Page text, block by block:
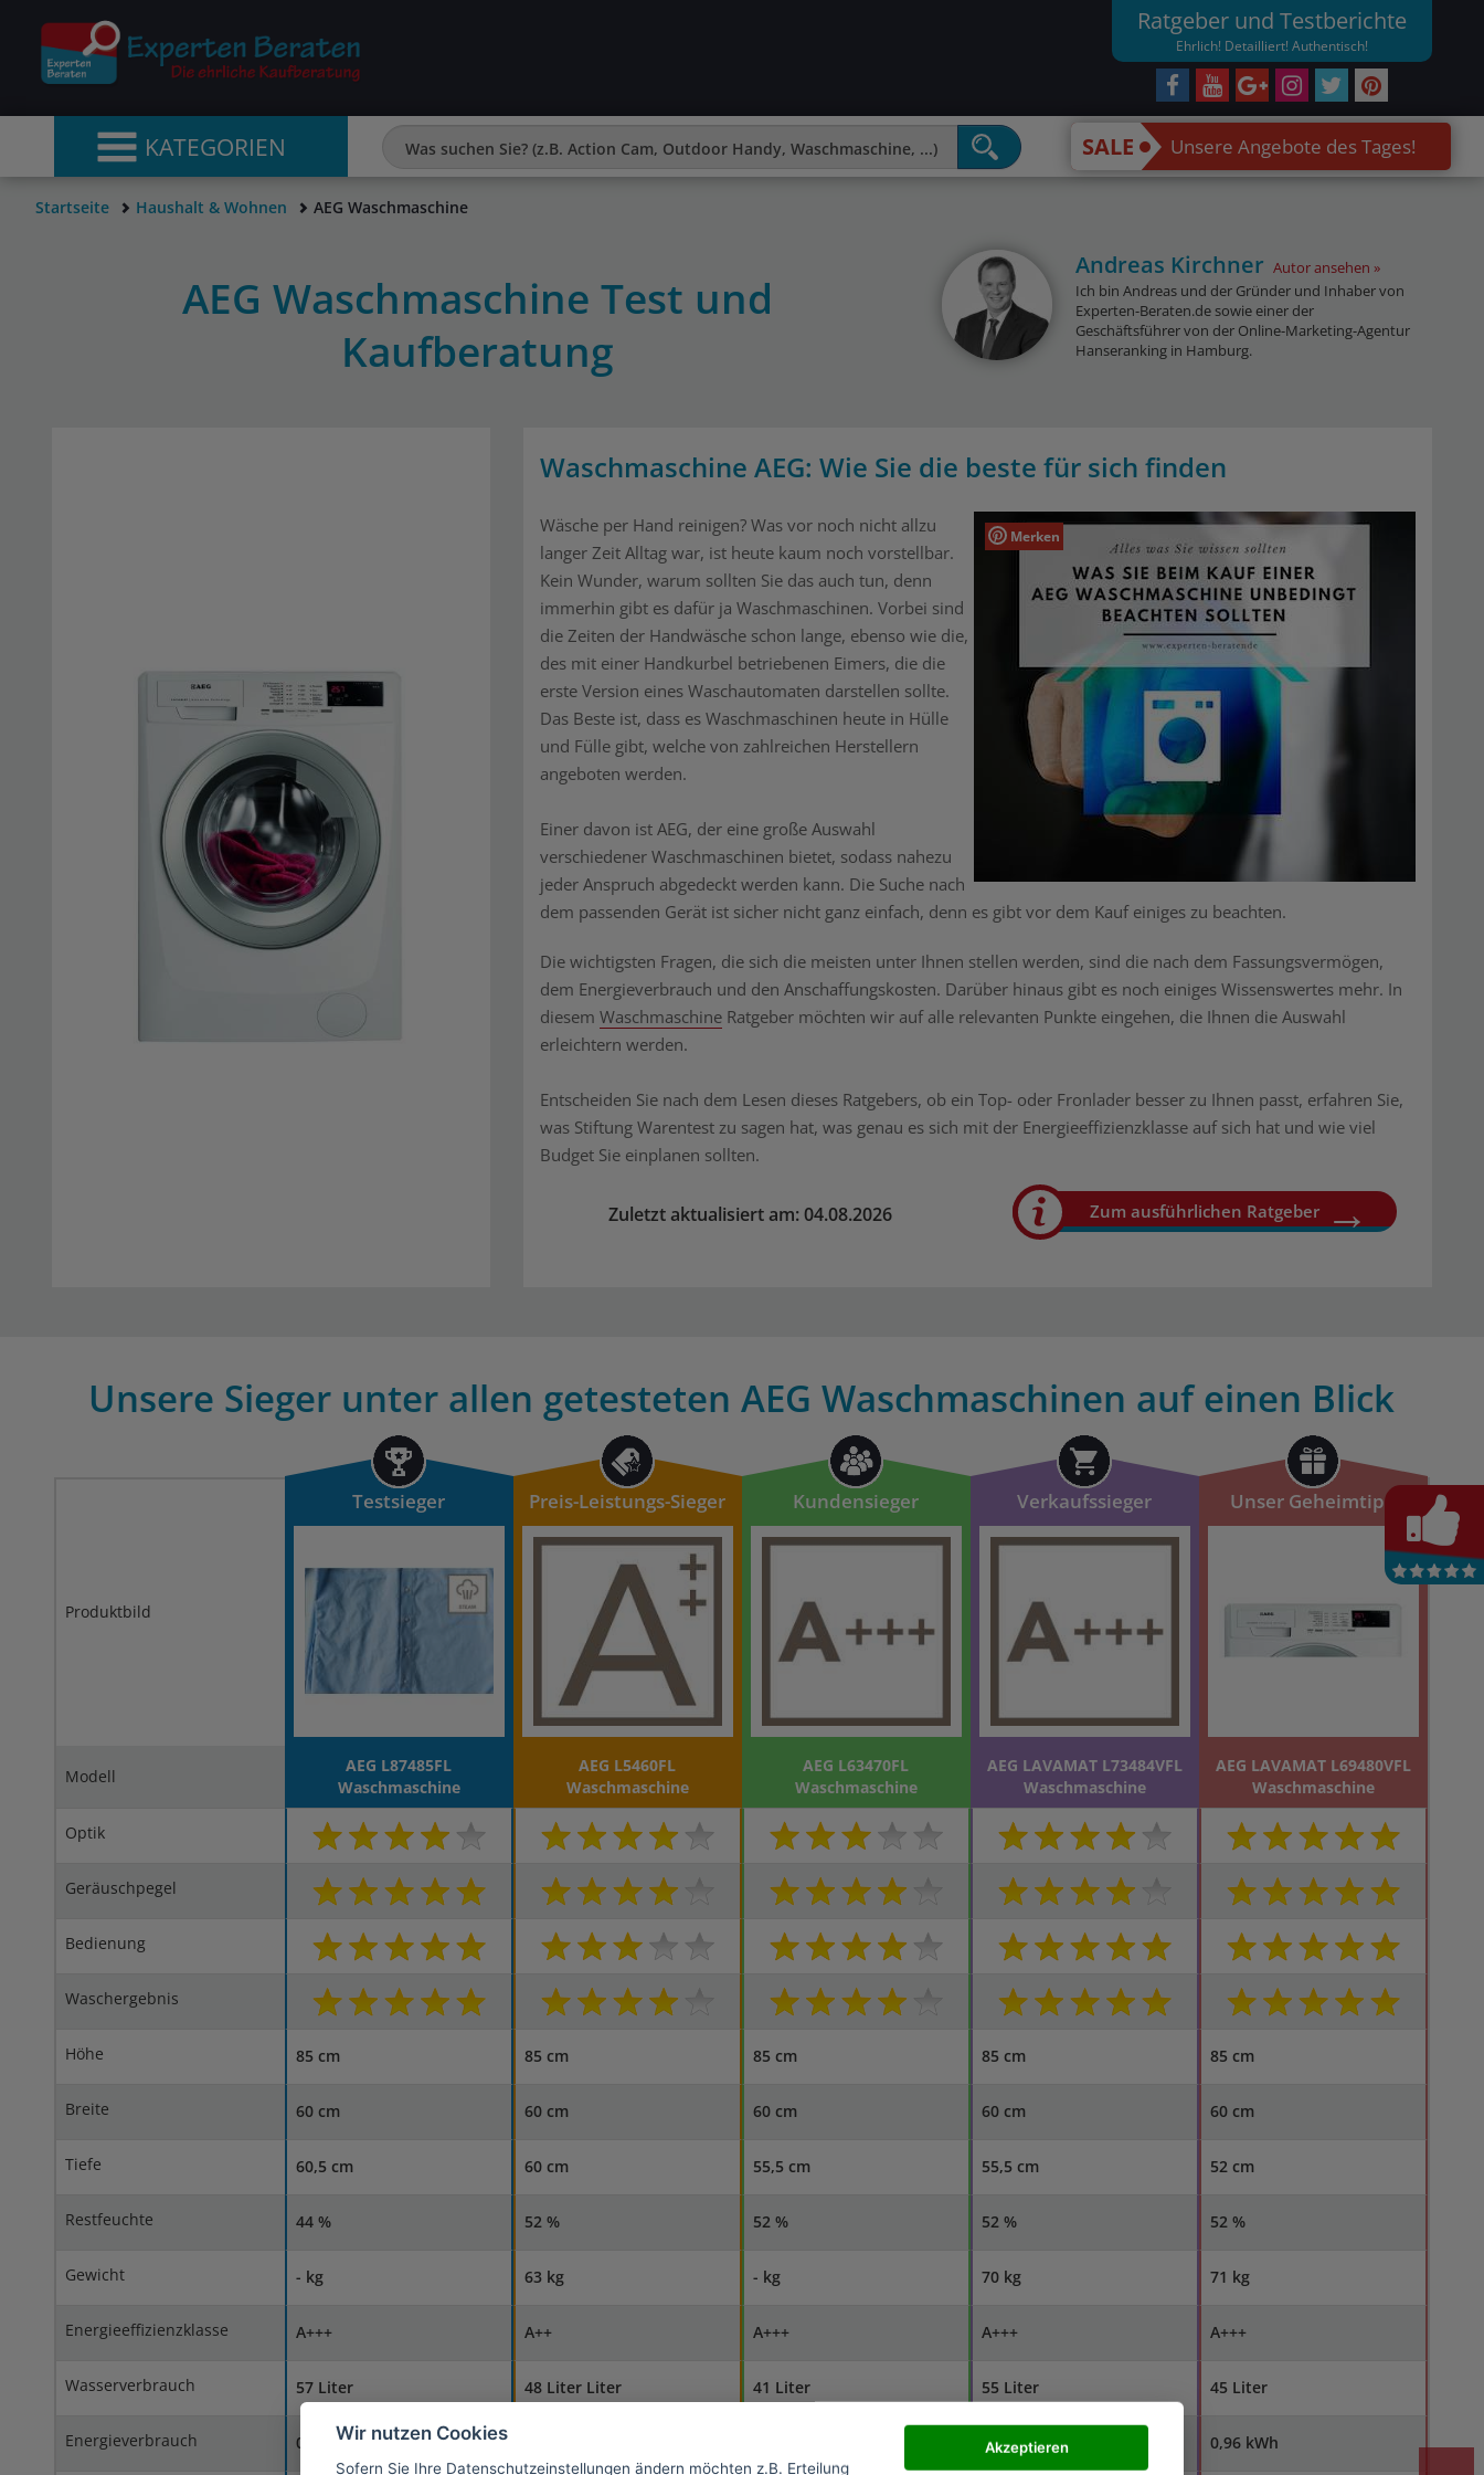
Ratgeber und Testberichte
Ehrlich! Detailliert! Authentisch!
KATEGORIEN SALE Unsere Angebote des Tages!
Startseite Haushalt & Wohnen AEG Waschmaschine
AEG Waschmaschine Test und
Kaufberatung
Andreas Kirchner Autor ansehen
Ich bin Andreas und der Gründer und Inhaber von
Experten-Beraten.de sowie einer der
Geschäftsführer von der Online-Marketing-Agentur
Hanseranking in Hamburg.
Waschmaschine AEG: Wie Sie die beste für sich finden
Merken
Wäsche per Hand reinigen? Was vor noch nicht allzu
langer Zeit Alltag war, ist heute kaum noch vorstellbar.
Kein Wunder, warum sollten Sie das auch tun, denn
immerhin gibt es dafür ja Waschmaschinen. Vorbei sind
die Zeiten der Handwäsche schon lange, ebenso wie die,
des mit einer Handkurbel betriebenen Eimers, die die
erste Version eines Waschautomaten darstellen sollte.
Das Beste ist, dass es Waschmaschinen heute in Hülle
und Fülle gibt, welche von zahlreichen Herstellern
angeboten werden.
Einer davon ist AEG, der eine große Auswahl
verschiedener Waschmaschinen bietet, sodass nahezu
jeder Anspruch abgedeckt werden kann. Die Suche nach
dem passenden Gerät ist sicher nicht ganz einfach, denn es gibt vor dem Kauf einiges zu beachten.
Die wichtigsten Fragen, die sich die meisten unter Ihnen stellen werden, sind die nach dem Fassungsvermögen,
dem Energieverbrauch und den Anschaffungskosten. Darüber hinaus gibt es noch einiges Wissenswertes mehr. In
diesem WaschmaschineRatgeber möchten wir auf alle relevanten Punkte eingehen, die Ihnen die Auswahl
erleichtern werden.
Entscheiden Sie nach dem Lesen dieses Ratgebers, ob ein Top- oder Fronlader besser zu Ihnen passt, erfahren Sie,
was Stiftung Warentest zu sagen hat, was genau es sich mit der Energieeffizienzklasse auf sich hat und wie viel
Budget Sie einplanen sollten.
Zuletzt aktualisiert am: 04.08.2026 Zum ausführlichen Ratgeber
Unsere Sieger unter allen getesteten AEG Waschmaschinen auf einen Blick
Produktbild
Testsieger Preis-Leistungs-Sieger Kundensieger Verkaufssieger Unser Geheimtipp
Modell
AEG L87485FL
Waschmaschine
AEG L5460FL
Waschmaschine
AEG L63470FL
Waschmaschine
AEG LAVAMAT L73484VFL
Waschmaschine
AEG LAVAMAT L69480VFL
Waschmaschine
Optik
Geräuschpegel
Bedienung
Waschergebnis
Höhe 85 cm 85 cm 85 cm 85 cm 85 cm
Breite 60 cm 60 cm 60 cm 60 cm 60 cm
Tiefe 60,5 cm 60 cm 55,5 cm 55,5 cm 52 cm
Restfeuchte 44 % 52 % 52 % 52 % 52 %
Gewicht - kg 63 kg - kg 70 kg 71 kg
Energieeffizienzklasse A+++ A++ A+++ A+++ A+++
Wasserverbrauch 57 Liter 48 Liter Liter 41 Liter 55 Liter 45 Liter
Energieverbrauch 0,89 kWh 1,02 kWh 0,96 kWh
Wir nutzen Cookies
Sofern Sie Ihre Datenschutzeinstellungen ändern möchten z.B. Erteilung
Akzeptieren